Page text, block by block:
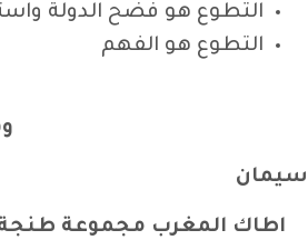
التطوع هو فضح الدولة
التطوع هو الفهم
اطاك المغرب مجموعة